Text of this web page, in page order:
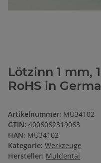
Lötzinn 1 mm,
RoHS in Germa
Artikelnummer: MU34102
GTIN: 4006062319063
HAN: MU34102
Kategorie: Werkzeuge
Hersteller: Muldental